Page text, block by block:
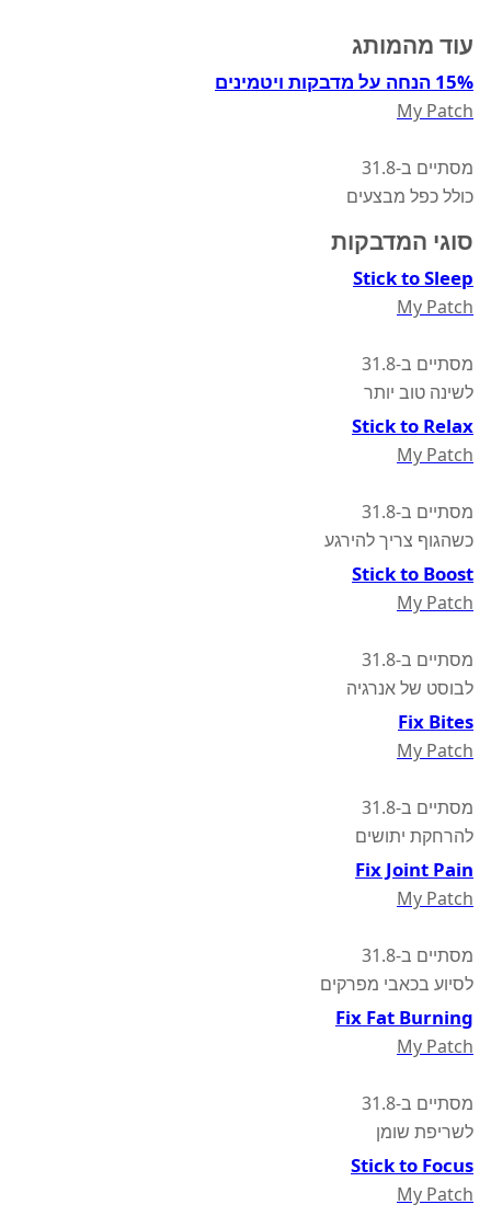
עוד מהמותג
15% הנחה על מדבקות ויטמינים
My Patch
מסתיים ב-31.8
כולל כפל מבצעים
סוגי המדבקות
Stick to Sleep
My Patch
מסתיים ב-31.8
לשינה טוב יותר
Stick to Relax
My Patch
מסתיים ב-31.8
כשהגוף צריך להירגע
Stick to Boost
My Patch
מסתיים ב-31.8
לבוסט של אנרגיה
Fix Bites
My Patch
מסתיים ב-31.8
להרחקת יתושים
Fix Joint Pain
My Patch
מסתיים ב-31.8
לסיוע בכאבי מפרקים
Fix Fat Burning
My Patch
מסתיים ב-31.8
לשריפת שומן
Stick to Focus
My Patch